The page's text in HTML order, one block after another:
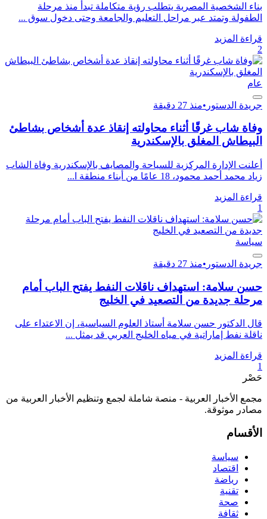
بناء الشخصية المصرية يتطلب رؤية متكاملة تبدأ منذ مرحلة
الطفولة وتمتد عبر مراحل التعليم والجامعة وحتى دخول سوق ...
قراءة المزيد
2
عام
جريدة الدستور •منذ 27 دقيقة
وفاة شاب غرقًا أثناء محاولته إنقاذ عدة أشخاص بشاطئ
البيطاش المغلق بالإسكندرية
أعلنت الإدارة المركزية للسياحة والمصايف بالإسكندرية وفاة الشاب
زياد محمد أحمد محمود، 18 عامًا من أبناء منطقة ا...
قراءة المزيد
1
سياسة
جريدة الدستور •منذ 27 دقيقة
حسن سلامة: استهداف ناقلات النفط يفتح الباب أمام
مرحلة جديدة من التصعيد في الخليج
قال الدكتور حسن سلامة أستاذ العلوم السياسية، إن الاعتداء على
ناقلة نفط إماراتية في مياه الخليج العربي قد يمثل ...
قراءة المزيد
1
حَصْر
مجمع الأخبار العربية - منصة شاملة لجمع وتنظيم الأخبار العربية من
مصادر موثوقة.
الأقسام
سياسة
اقتصاد
رياضة
تقنية
صحة
ثقافة